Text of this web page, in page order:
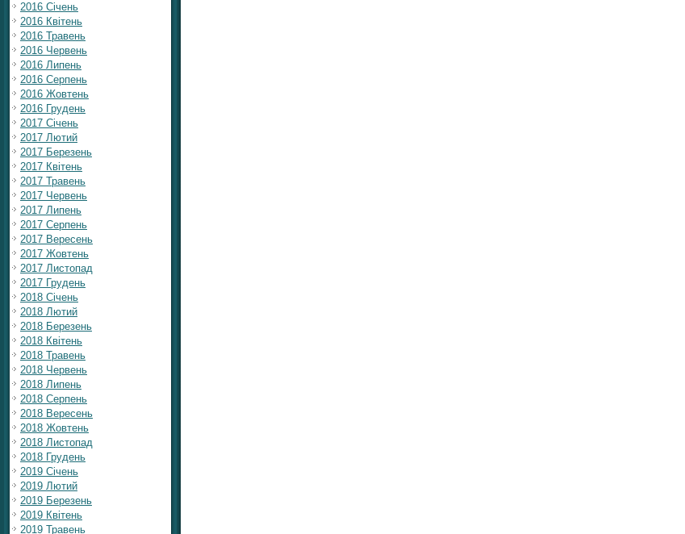
2016 Січень
2016 Квітень
2016 Травень
2016 Червень
2016 Липень
2016 Серпень
2016 Жовтень
2016 Грудень
2017 Січень
2017 Лютий
2017 Березень
2017 Квітень
2017 Травень
2017 Червень
2017 Липень
2017 Серпень
2017 Вересень
2017 Жовтень
2017 Листопад
2017 Грудень
2018 Січень
2018 Лютий
2018 Березень
2018 Квітень
2018 Травень
2018 Червень
2018 Липень
2018 Серпень
2018 Вересень
2018 Жовтень
2018 Листопад
2018 Грудень
2019 Січень
2019 Лютий
2019 Березень
2019 Квітень
2019 Травень